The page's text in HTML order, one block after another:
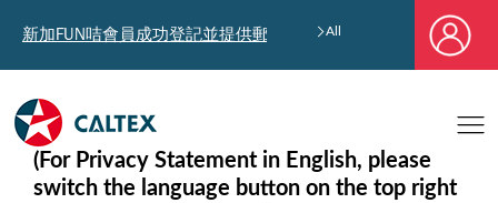
新加FUN咭會員成功登記並提供郵寄地址，即享獨家迎新汽油優
All
(For Privacy Statement in English, please
switch the language button on the top right